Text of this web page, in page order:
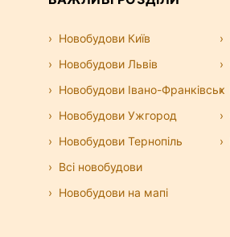
Новобудови Київ
Новобудови Львів
Новобудови Івано-Франківськ
Новобудови Ужгород
Новобудови Тернопіль
Всі новобудови
Новобудови на мапі